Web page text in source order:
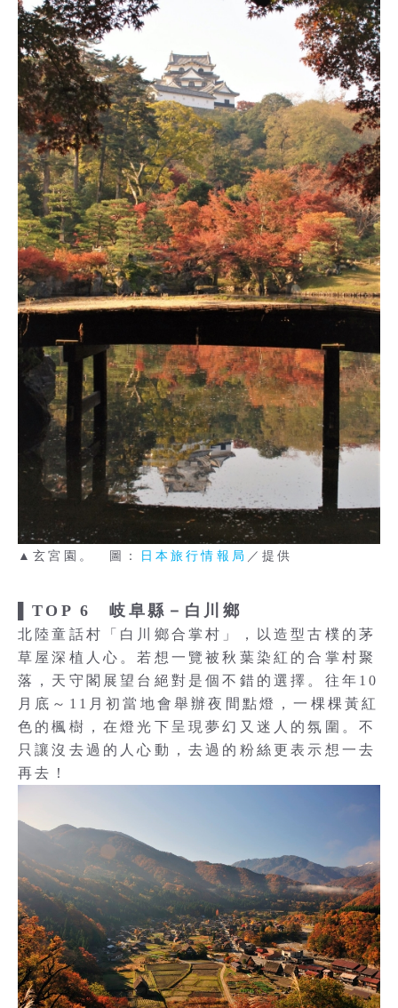
▲玄宮園。 圖： 日本旅行情報局 ／提供
▌TOP 6 岐阜縣－白川鄉
北陸童話村「白川鄉合掌村」，以造型古樸的茅
草屋深植人心。若想一覽被秋葉染紅的合掌村聚
落，天守閣展望台絕對是個不錯的選擇。往年10
月底～11月初當地會舉辦夜間點燈，一棵棵黃紅
色的楓樹，在燈光下呈現夢幻又迷人的氛圍。不
只讓沒去過的人心動，去過的粉絲更表示想一去
再去！